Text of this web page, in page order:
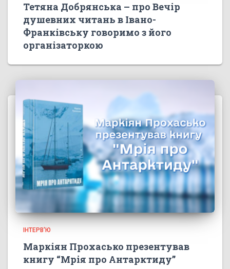
Тетяна Добрянська – про Вечір
душевних читань в Івано-
Франківську говоримо з його
організаторкою
ІНТЕРВ'Ю
Маркіян Прохасько презентував
книгу “Мрія про Антарктиду”